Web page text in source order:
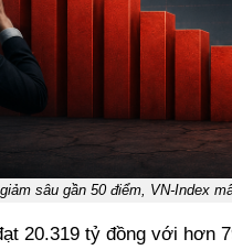
sâu gần 50 điểm, VN-Index
20.319 tỷ đồng với hơn